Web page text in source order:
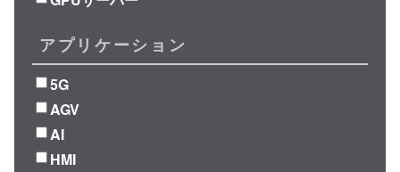
アプリケーション
5G
AGV
AI
HMI